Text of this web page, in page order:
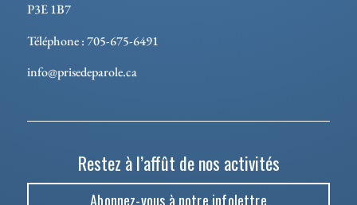
P3E 1B7
Téléphone : 705-675-6491
info@prisedeparole.ca
Restez à l’affût de nos activités
Abonnez-vous à notre infolettre